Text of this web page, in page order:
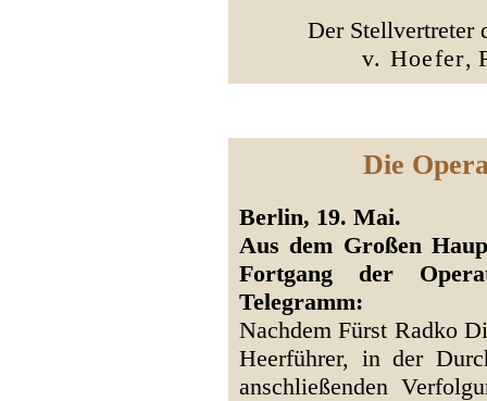
Der Stellvertreter
v. Hoefer,
Die
Berlin, 19. Mai.
Aus dem Großen
Fortgang der
Telegramm:
Nachdem Fürst Radko
Heerführer, in der
anschließenden